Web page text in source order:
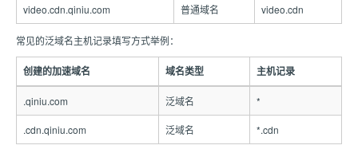
video.cdn.qiniu.com 普通域名 video.cdn
常见的泛域名主机记录填写方式举例：
创建的加速域名 域名类型 主机记录
.qiniu.com 泛域名 *
.cdn.qiniu.com 泛域名 *.cdn